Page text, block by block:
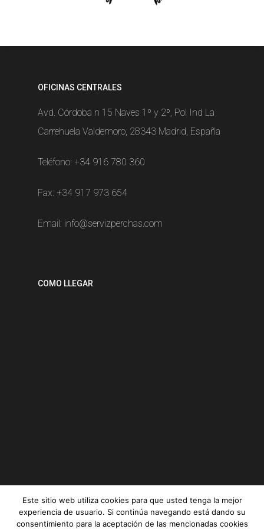
OFICINAS CENTRALES
Avd. Córdoba n 15 Naves 1º y 2º, Pol Ind La
Carrehuela Valdemoro, 28343 Madrid, España
Teléfono: +34 916 780 360
Fax: +34 917 973 654
Email: info@servizperchas.com
COMO LLEGAR
Serviz © All rights reserved |Aviso legal|Política de
Este sitio web utiliza cookies para que usted tenga la mejor
experiencia de usuario. Si continúa navegando está dando su
consentimiento para la aceptación de las mencionadas cookies